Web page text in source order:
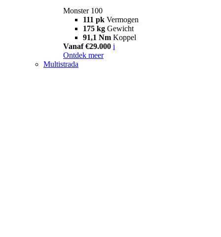
Monster 100
111 pk Vermogen
175 kg Gewicht
91,1 Nm Koppel
Vanaf €29.000 i
Ontdek meer
Multistrada